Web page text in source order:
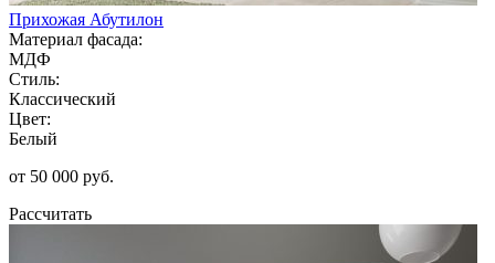
Прихожая Абутилон
Материал фасада:
МДФ
Стиль:
Классический
Цвет:
Белый
от 50 000 руб.
Рассчитать